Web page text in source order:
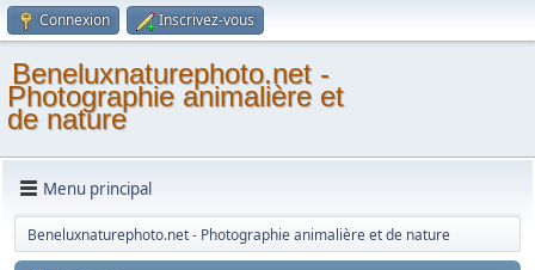
Connexion Inscrivez-vous
Beneluxnaturephoto.net -
Photographie animalière et
de nature
Menu principal
Beneluxnaturephoto.net - Photographie animalière et de nature